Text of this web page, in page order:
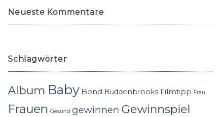
Neueste Kommentare
Schlagwörter
Album Baby Bond Buddenbrooks Filmtipp Frau
Frauen Gesund gewinnen Gewinnspiel